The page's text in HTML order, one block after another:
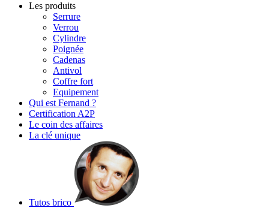
Les produits
Serrure
Verrou
Cylindre
Poignée
Cadenas
Antivol
Coffre fort
Equipement
Qui est Fernand ?
Certification A2P
Le coin des affaires
La clé unique
Tutos brico